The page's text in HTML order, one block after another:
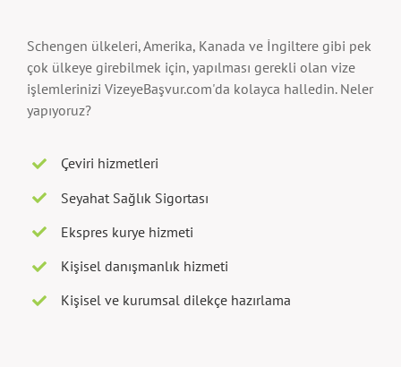
Schengen ülkeleri, Amerika, Kanada ve İngiltere gibi pek
çok ülkeye girebilmek için, yapılması gerekli olan vize
işlemlerinizi VizeyeBaşvur.com'da kolayca halledin. Neler
yapıyoruz?
Çeviri hizmetleri
Seyahat Sağlık Sigortası
Ekspres kurye hizmeti
Kişisel danışmanlık hizmeti
Kişisel ve kurumsal dilekçe hazırlama